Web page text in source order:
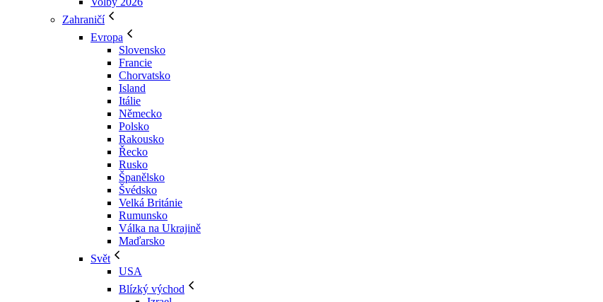
Zahraničí
Evropa
Slovensko
Francie
Chorvatsko
Island
Itálie
Německo
Polsko
Rakousko
Řecko
Rusko
Španělsko
Švédsko
Velká Británie
Rumunsko
Válka na Ukrajině
Maďarsko
Svět
USA
Blízký východ